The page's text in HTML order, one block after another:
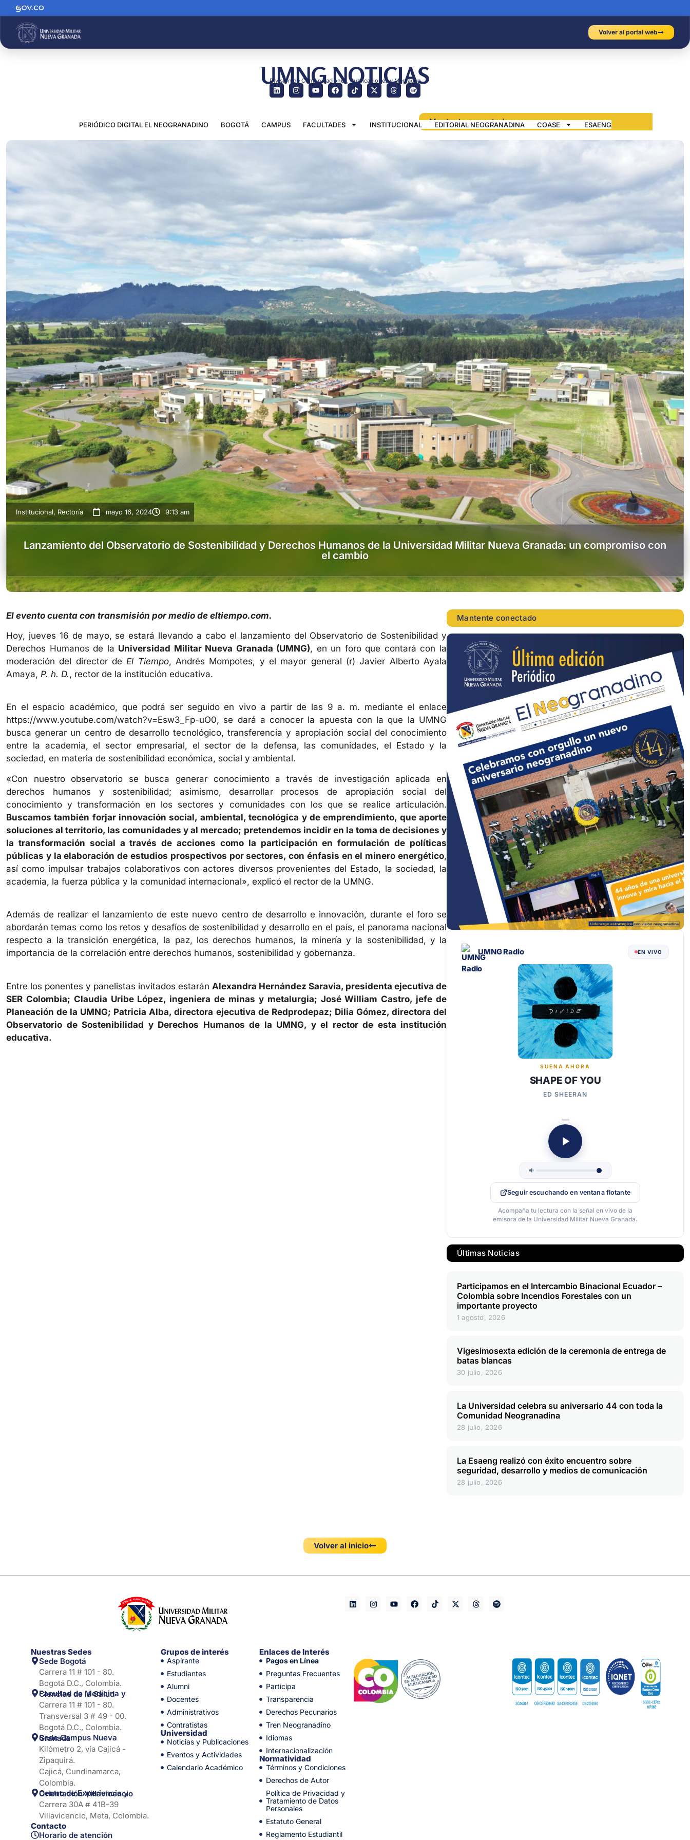
Volver al portal web
UMNG NOTICIAS
División de Comunicaciones, Publicaciones y Mercadeo
PERIÓDICO DIGITAL EL NEOGRANADINO BOGOTÁ CAMPUS FACULTADES INSTITUCIONAL EDITORIAL NEOGRANADINA COASE ESAENG
Institucional, Rectoría mayo 16, 2024 9:13 am
Lanzamiento del Observatorio de Sostenibilidad y Derechos Humanos de la Universidad Militar Nueva Granada: un compromiso con
el cambio
El evento cuenta con transmisión por medio de eltiempo.com.
Hoy, jueves 16 de mayo, se estará llevando a cabo el lanzamiento del Observatorio de Sostenibilidad y
Derechos Humanos de la Universidad Militar Nueva Granada (UMNG), en un foro que contará con la
moderación del director deEl Tiempo, Andrés Mompotes, y el mayor general (r) Javier Alberto Ayala
Amaya, P. h. D., rector de la institución educativa.
En el espacio académico, que podrá ser seguido en vivo a partir de las 9 a. m. mediante el enlace
https://www.youtube.com/watch?v=Esw3_Fp-uO0, se dará a conocer la apuesta con la que la UMNG
busca generar un centro de desarrollo tecnológico, transferencia y apropiación social del conocimiento
entre la academia, el sector empresarial, el sector de la defensa, las comunidades, el Estado y la
sociedad, en materia de sostenibilidad económica, social y ambiental.
«Con nuestro observatorio se busca generar conocimiento a través de investigación aplicada en
derechos humanos y sostenibilidad; asimismo, desarrollar procesos de apropiación social del
conocimiento y transformación en los sectores y comunidades con los que se realice articulación.
Buscamos también forjar innovación social, ambiental, tecnológica y de emprendimiento, que aporte
soluciones al territorio, las comunidades y al mercado; pretendemos incidir en la toma de decisiones y
la transformación social a través de acciones como la participación en formulación de políticas
públicas y la elaboración de estudios prospectivos por sectores, con énfasis en el minero energético,
así como impulsar trabajos colaborativos con actores diversos provenientes del Estado, la sociedad, la
academia, la fuerza pública y la comunidad internacional», explicó el rector de la UMNG.
Además de realizar el lanzamiento de este nuevo centro de desarrollo e innovación, durante el foro se
abordarán temas como los retos y desafíos de sostenibilidad y desarrollo en el país, el panorama nacional
respecto a la transición energética, la paz, los derechos humanos, la minería y la sostenibilidad, y la
importancia de la correlación entre derechos humanos, sostenibilidad y gobernanza.
Entre los ponentes y panelistas invitados estarán Alexandra Hernández Saravia, presidenta ejecutiva de
SER Colombia; Claudia Uribe López, ingeniera de minas y metalurgia; José William Castro, jefe de
Planeación de la UMNG; Patricia Alba, directora ejecutiva de Redprodepaz; Dilia Gómez, directora del
Observatorio de Sostenibilidad y Derechos Humanos de la UMNG, y el rector de esta institución
educativa.
Mantente conectado
UMNG Radio EN VIVO
SUENA AHORA
SHAPE OF YOU
ED SHEERAN
Seguir escuchando en ventana flotante
Acompaña tu lectura con la señal en vivo de la
emisora de la Universidad Militar Nueva Granada.
Últimas Noticias
Participamos en el Intercambio Binacional Ecuador –
Colombia sobre Incendios Forestales con un
importante proyecto
1 agosto, 2026
Vigesimosexta edición de la ceremonia de entrega de
batas blancas
30 julio, 2026
La Universidad celebra su aniversario 44 con toda la
Comunidad Neogranadina
28 julio, 2026
La Esaeng realizó con éxito encuentro sobre
seguridad, desarrollo y medios de comunicación
28 julio, 2026
Volver al inicio
Nuestras Sedes
Sede Bogotá
Carrera 11 # 101 - 80.
Bogotá D.C., Colombia.
Facultad de Medicina y Ciencias de la Salud
Carrera 11 # 101 - 80.
Transversal 3 # 49 - 00.
Bogotá D.C., Colombia.
Sede Campus Nueva Granada
Kilómetro 2, vía Cajicá -
Zipaquirá.
Cajicá, Cundinamarca,
Colombia.
Centro de Experiencia y Orientación Villavicencio
Carrera 30A # 41B-39
Villavicencio, Meta, Colombia.
Contacto
Horario de atención
Grupos de interés
Aspirante
Estudiantes
Alumni
Docentes
Administrativos
Contratistas
Universidad
Noticias y Publicaciones
Eventos y Actividades
Calendario Académico
Enlaces de Interés
Pagos en Línea
Preguntas Frecuentes
Participa
Transparencia
Derechos Pecunarios
Tren Neogranadino
Idiomas
Internacionalización
Normatividad
Términos y Condiciones
Derechos de Autor
Política de Privacidad y
Tratamiento de Datos
Personales
Estatuto General
Reglamento Estudiantil